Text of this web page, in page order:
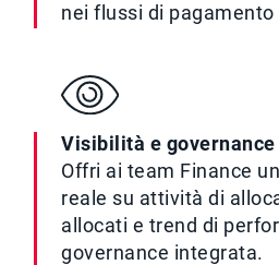
nei flussi di
Visibilità e
Offri ai team Finance
reale su attività di
allocati e trend di
governance integrata.